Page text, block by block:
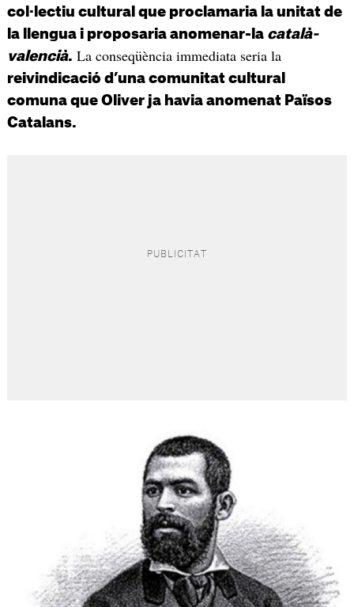
col·lectiu cultural que proclamaria la unitat de
la llengua i proposaria anomenar-la català-
valencià. La conseqüència immediata seria la
reivindicació d’una comunitat cultural
comuna que Oliver ja havia anomenat Països
Catalans.